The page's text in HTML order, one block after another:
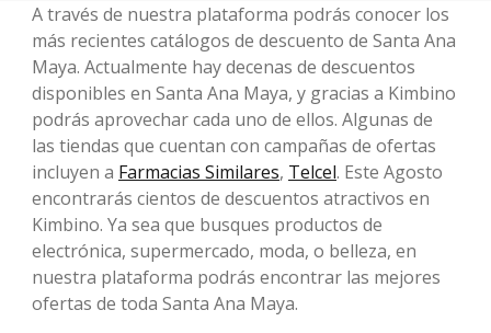
A través de nuestra plataforma podrás conocer los
más recientes catálogos de descuento de Santa Ana
Maya. Actualmente hay decenas de descuentos
disponibles en Santa Ana Maya, y gracias a Kimbino
podrás aprovechar cada uno de ellos. Algunas de
las tiendas que cuentan con campañas de ofertas
incluyen a Farmacias Similares, Telcel. Este Agosto
encontrarás cientos de descuentos atractivos en
Kimbino. Ya sea que busques productos de
electrónica, supermercado, moda, o belleza, en
nuestra plataforma podrás encontrar las mejores
ofertas de toda Santa Ana Maya.